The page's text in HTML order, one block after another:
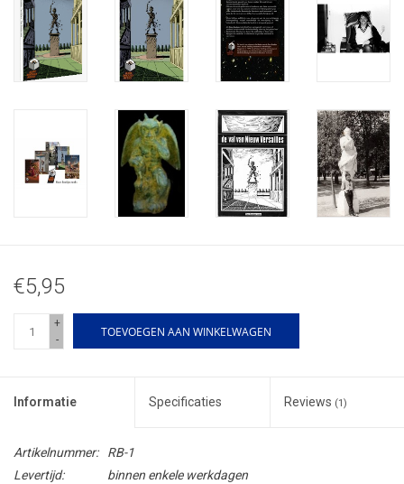
€5,95
+
-
TOEVOEGEN AAN WINKELWAGEN
Informatie Specificaties Reviews (1)
Artikelnummer:
RB-1
Levertijd:
binnen enkele werkdagen